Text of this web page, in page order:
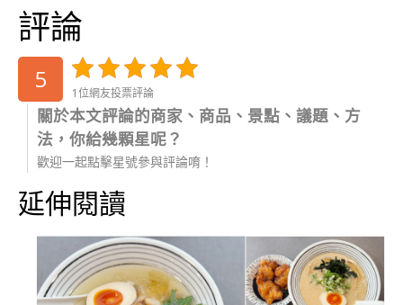
評論
5 1位網友投票評論
關於本文評論的商家、商品、景點、議題、方
法，你給幾顆星呢？
歡迎一起點擊星號參與評論唷！
延伸閱讀